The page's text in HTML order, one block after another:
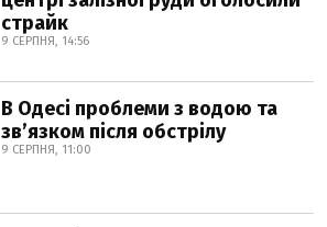
страйк
9 СЕРПНЯ, 14:56
В Одесі проблеми з водою та
звʼязком після обстрілу
9 СЕРПНЯ, 11:00